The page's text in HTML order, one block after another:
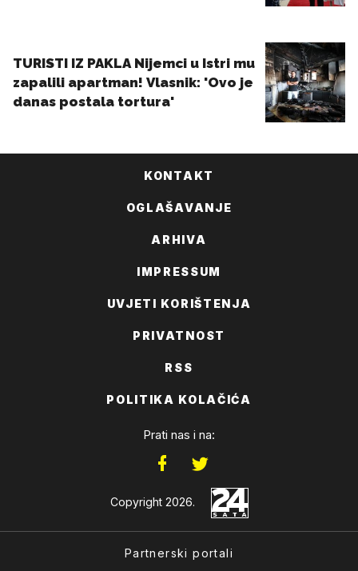
KONTAKT
OGLAŠAVANJE
ARHIVA
IMPRESSUM
UVJETI KORIŠTENJA
PRIVATNOST
RSS
POLITIKA KOLAČIĆA
Prati nas i na:
Copyright 2026.
Partnerski portali